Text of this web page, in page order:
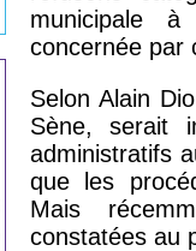
municipale
concernée par
Selon Alain
Sène, serait
administratifs
que les
Mais
constatées au